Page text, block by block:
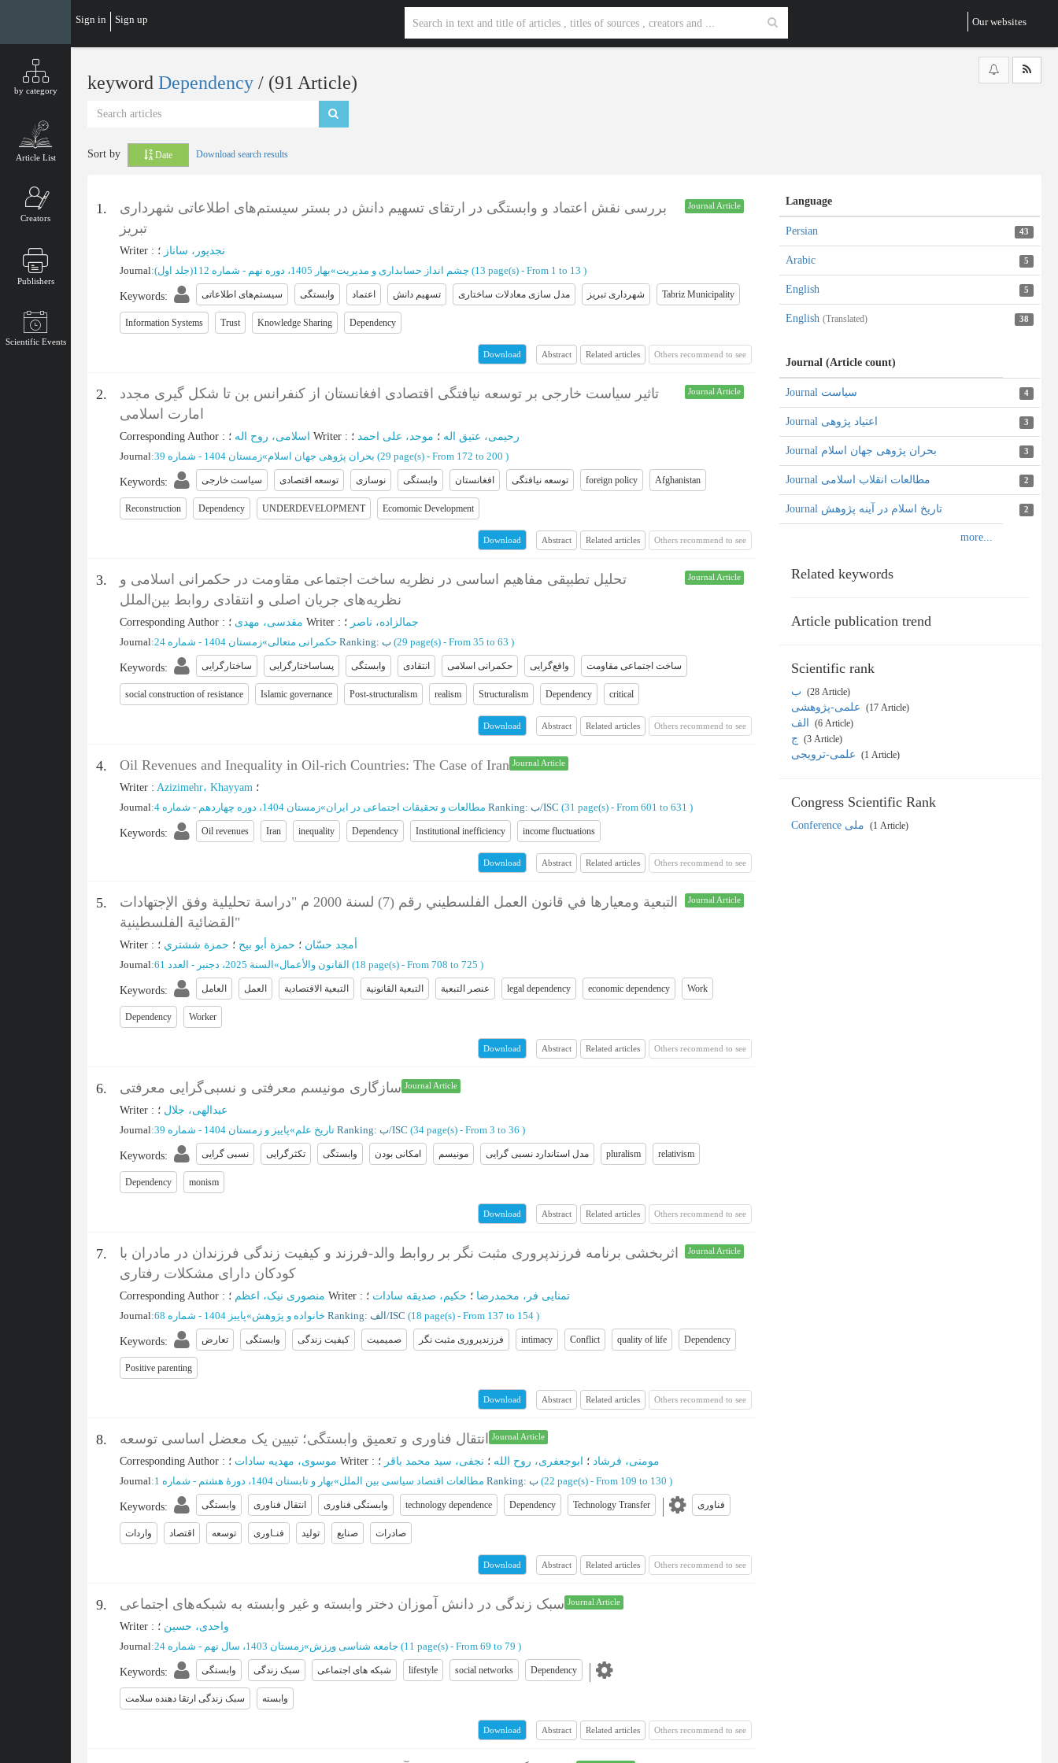
Sign in Sign up Our websites
by category
Article List
Creators
Publishers
Scientific Events
keyword Dependency ‎/ (91 Article)
Sort by Date Download search results
1.
بررسی نقش اعتماد و وابستگی در ارتقای تسهیم دانش در بستر سیستم‌های اطلاعاتی شهرداری
تبریز
Journal Article
Writer : نجدپور، ساناز ؛
Journal: چشم انداز حسابداری و مدیریت»بهار 1405، دوره نهم - شماره 112(جلد اول) (‎13 page(s) - From 1 to 13 )
Keywords: سیستم‌های اطلاعاتی وابستگی اعتماد تسهیم دانش مدل سازی معادلات ساختاری شهرداری تبریز Tabriz Municipality
Information Systems Trust Knowledge Sharing Dependency
Download Abstract Related articles Others recommend to see
2.
تاثیر سیاست خارجی بر توسعه نیافتگی اقتصادی افغانستان از کنفرانس بن تا شکل گیری مجدد
امارت اسلامی
Journal Article
Corresponding Author : اسلامی، روح اله Writer : رحیمی، عتیق اله ؛ موحد، علی احمد ؛
Journal: بحران پژوهی جهان اسلام»زمستان 1404 - شماره 39 (‎29 page(s) - From 172 to 200 )
Keywords: سیاست خارجی توسعه اقتصادی نوسازی وابستگی افغانستان توسعه نیافتگی foreign policy Afghanistan
Reconstruction Dependency UNDERDEVELOPMENT Ecomomic Development
Download Abstract Related articles Others recommend to see
3.
تحلیل تطبیقی مفاهیم اساسی در نظریه ساخت اجتماعی مقاومت در حکمرانی اسلامی و
نظریه‌های جریان اصلی و انتقادی روابط بین‌الملل
Journal Article
Corresponding Author : مقدسی، مهدی Writer : جمالزاده، ناصر ؛
Journal: حکمرانی متعالی»زمستان 1404 - شماره 24 Ranking: ب (‎29 page(s) - From 35 to 63 )
Keywords: ساختارگرایی پساساختارگرایی وابستگی انتقادی حکمرانی اسلامی واقع‌گرایی ساخت اجتماعی مقاومت
social construction of resistance Islamic governance Post-structuralism realism Structuralism Dependency critical
Download Abstract Related articles Others recommend to see
4. Oil Revenues and Inequality in Oil-rich Countries: The Case of Iran Journal Article
Writer : Azizimehr، Khayyam ؛
Journal: مطالعات و تحقیقات اجتماعی در ایران»زمستان 1404، دوره چهاردهم - شماره 4 Ranking: ب/ISC (‎31 page(s) - From 601 to 631 )
Keywords: Oil revenues Iran inequality Dependency Institutional inefficiency income fluctuations
Download Abstract Related articles Others recommend to see
5.
التبعية ومعيارها في قانون العمل الفلسطيني رقم (7) لسنة 2000 م "دراسة تحليلية وفق الإجتهادات
القضائية الفلسطينية"
Journal Article
Writer : أمجد حسّان ؛ حمزة أبو بيح ؛ حمزة ششتري ؛
Journal: القانون والأعمال» السنة 2025، دجنبر - العدد 61 (‎18 page(s) - From 708 to 725 )
Keywords: العامل العمل التبعیة الاقتصادیة التبعیة القانونیة عنصر التبعیة legal dependency economic dependency Work
Dependency Worker
Download Abstract Related articles Others recommend to see
6. سازگاری مونیسم معرفتی و نسبی‌گرایی معرفتی Journal Article
Writer : عبدالهی، جلال ؛
Journal: تاریخ علم»پاییز و زمستان 1404 - شماره 39 Ranking: ب/ISC (‎34 page(s) - From 3 to 36 )
Keywords: نسبی گرایی تکثرگرایی وابستگی امکانی بودن مونیسم مدل استاندارد نسبی گرایی pluralism relativism
Dependency monism
Download Abstract Related articles Others recommend to see
7.
اثربخشی برنامه فرزندپروری مثبت نگر بر روابط والد-فرزند و کیفیت زندگی فرزندان در مادران با
کودکان دارای مشکلات رفتاری
Journal Article
Corresponding Author : منصوری نیک، اعظم Writer : تمنایی فر، محمدرضا ؛ حکیم، صدیقه سادات ؛
Journal: خانواده و پژوهش»پاییز 1404 - شماره 68 Ranking: الف/ISC (‎18 page(s) - From 137 to 154 )
Keywords: تعارض وابستگی کیفیت زندگی صمیمیت فرزندپروری مثبت نگر intimacy Conflict quality of life Dependency
Positive parenting
Download Abstract Related articles Others recommend to see
8. انتقال فناوری و تعمیق وابستگی؛ تبیین یک معضل اساسی توسعه Journal Article
Corresponding Author : موسوی، مهدیه سادات Writer : مومنی، فرشاد ؛ ابوجعفری، روح الله ؛ نجفی، سید محمد باقر ؛
Journal: مطالعات اقتصاد سیاسی بین الملل»بهار و تابستان 1404، دورۀ هشتم - شماره 1 Ranking: ب (‎22 page(s) - From 109 to 130 )
Keywords: وابستگی انتقال فناوری وابستگی فناوری technology dependence Dependency Technology Transfer فناوری
واردات اقتصاد توسعه فنـاوری تولید صنایع صادرات
Download Abstract Related articles Others recommend to see
9. سبک زندگی در دانش آموزان دختر وابسته و غیر وابسته به شبکه‌های اجتماعی Journal Article
Writer : واحدی، حسین ؛
Journal: جامعه شناسی ورزش»زمستان 1403، سال نهم - شماره 24 (‎11 page(s) - From 69 to 79 )
Keywords: وابستگی سبک زندگی شبکه های اجتماعی lifestyle social networks Dependency
سبک زندگی ارتقا دهنده سلامت وابسته
Download Abstract Related articles Others recommend to see
Language
Persian 43
Arabic 5
English 5
English(Translated) 38
Journal (Article count)
Journal سیاست 4
Journal اعتیاد پژوهی 3
Journal بحران پژوهی جهان اسلام 3
Journal مطالعات انقلاب اسلامی 2
Journal تاریخ اسلام در آینه پژوهش 2
Related keywords
Article publication trend
Scientific rank
‎ (28 Article)
‎ (17 Article)
‎ (6 Article)
‎ (3 Article)
‎ (1 Article)
Congress Scientific Rank
‎ (1 Article)